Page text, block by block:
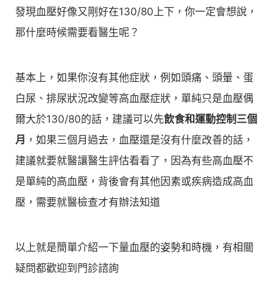
發現血壓好像又剛好在130/80上下，你一定會想說，
那什麼時候需要看醫生呢？
基本上，如果你沒有其他症狀，例如頭痛、頭暈、蛋
白尿、排尿狀況改變等高血壓症狀，單純只是血壓偶
爾大於130/80的話，建議可以先飲食和運動控制三個
月 ，如果三個月過去，血壓還是沒有什麼改善的話，
建議就要就醫讓醫生評估看看了，因為有些高血壓不
是單純的高血壓，背後會有其他因素或疾病造成高血
壓，需要就醫檢查才有辦法知道
以上就是簡單介紹一下量血壓的姿勢和時機，有相關
疑問都歡迎到門診諮詢